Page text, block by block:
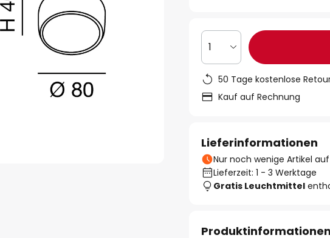
1
50 Tage kostenlose
Kauf auf Rechnung
Lieferinformationen
Nur noch wenige Artikel
Lieferzeit: 1 - 3 Werktage
Gratis Leuchtmittel
Produktinformationen